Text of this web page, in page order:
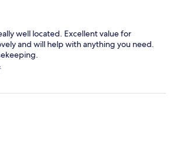
well located. Excellent value for
and will help with anything you need.